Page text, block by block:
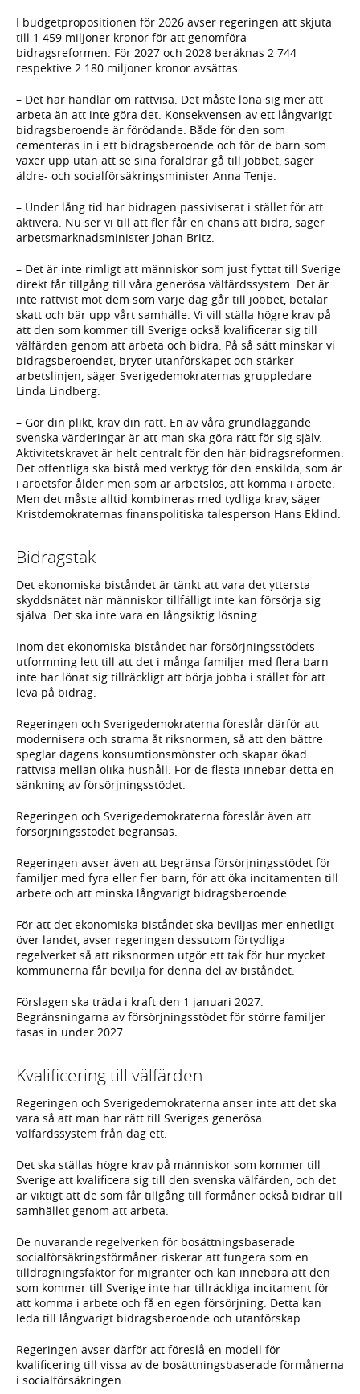
I budgetpropositionen för 2026 avser regeringen att skjuta
till 1 459 miljoner kronor för att genomföra
bidragsreformen. För 2027 och 2028 beräknas 2 744
respektive 2 180 miljoner kronor avsättas.
– Det här handlar om rättvisa. Det måste löna sig mer att
arbeta än att inte göra det. Konsekvensen av ett långvarigt
bidragsberoende är förödande. Både för den som
cementeras in i ett bidragsberoende och för de barn som
växer upp utan att se sina föräldrar gå till jobbet, säger
äldre- och socialförsäkringsminister Anna Tenje.
– Under lång tid har bidragen passiviserat i stället för att
aktivera. Nu ser vi till att fler får en chans att bidra, säger
arbetsmarknadsminister Johan Britz.
– Det är inte rimligt att människor som just flyttat till Sverige
direkt får tillgång till våra generösa välfärdssystem. Det är
inte rättvist mot dem som varje dag går till jobbet, betalar
skatt och bär upp vårt samhälle. Vi vill ställa högre krav på
att den som kommer till Sverige också kvalificerar sig till
välfärden genom att arbeta och bidra. På så sätt minskar vi
bidragsberoendet, bryter utanförskapet och stärker
arbetslinjen, säger Sverigedemokraternas gruppledare
Linda Lindberg.
– Gör din plikt, kräv din rätt. En av våra grundläggande
svenska värderingar är att man ska göra rätt för sig själv.
Aktivitetskravet är helt centralt för den här bidragsreformen.
Det offentliga ska bistå med verktyg för den enskilda, som är
i arbetsför ålder men som är arbetslös, att komma i arbete.
Men det måste alltid kombineras med tydliga krav, säger
Kristdemokraternas finanspolitiska talesperson Hans Eklind.
Bidragstak
Det ekonomiska biståndet är tänkt att vara det yttersta
skyddsnätet när människor tillfälligt inte kan försörja sig
själva. Det ska inte vara en långsiktig lösning.
Inom det ekonomiska biståndet har försörjningsstödets
utformning lett till att det i många familjer med flera barn
inte har lönat sig tillräckligt att börja jobba i stället för att
leva på bidrag.
Regeringen och Sverigedemokraterna föreslår därför att
modernisera och strama åt riksnormen, så att den bättre
speglar dagens konsumtionsmönster och skapar ökad
rättvisa mellan olika hushåll. För de flesta innebär detta en
sänkning av försörjningsstödet.
Regeringen och Sverigedemokraterna föreslår även att
försörjningsstödet begränsas.
Regeringen avser även att begränsa försörjningsstödet för
familjer med fyra eller fler barn, för att öka incitamenten till
arbete och att minska långvarigt bidragsberoende.
För att det ekonomiska biståndet ska beviljas mer enhetligt
över landet, avser regeringen dessutom förtydliga
regelverket så att riksnormen utgör ett tak för hur mycket
kommunerna får bevilja för denna del av biståndet.
Förslagen ska träda i kraft den 1 januari 2027.
Begränsningarna av försörjningsstödet för större familjer
fasas in under 2027.
Kvalificering till välfärden
Regeringen och Sverigedemokraterna anser inte att det ska
vara så att man har rätt till Sveriges generösa
välfärdssystem från dag ett.
Det ska ställas högre krav på människor som kommer till
Sverige att kvalificera sig till den svenska välfärden, och det
är viktigt att de som får tillgång till förmåner också bidrar till
samhället genom att arbeta.
De nuvarande regelverken för bosättningsbaserade
socialförsäkringsförmåner riskerar att fungera som en
tilldragningsfaktor för migranter och kan innebära att den
som kommer till Sverige inte har tillräckliga incitament för
att komma i arbete och få en egen försörjning. Detta kan
leda till långvarigt bidragsberoende och utanförskap.
Regeringen avser därför att föreslå en modell för
kvalificering till vissa av de bosättningsbaserade förmånerna
i socialförsäkringen.